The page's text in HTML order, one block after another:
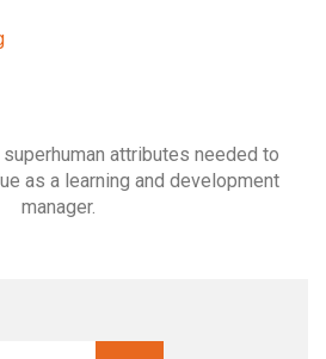
attributes needed to
as a learning and development
manager.